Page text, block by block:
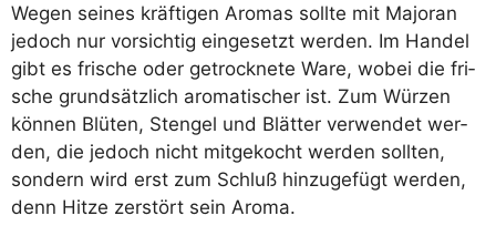
Wegen sei­nes kräf­ti­gen Aro­mas soll­te mit Majo­ran
jedoch nur vor­sich­tig ein­ge­setzt wer­den. Im Han­del
gibt es fri­sche oder getrock­ne­te Ware, wobei die fri­
sche grund­sätz­lich aro­ma­ti­scher ist. Zum Wür­zen
kön­nen Blü­ten, Sten­gel und Blät­ter ver­wen­det wer­
den, die jedoch nicht mit­ge­kocht wer­den soll­ten,
son­dern wird erst zum Schluß hin­zu­ge­fügt wer­den,
denn Hit­ze zer­stört sein Aroma.